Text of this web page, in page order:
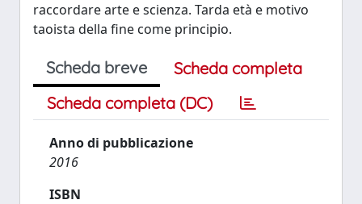
raccordare arte e scienza. Tarda età e motivo
taoista della fine come principio.
Scheda breve
Scheda completa
Scheda completa (DC)
Anno di pubblicazione
2016
ISBN